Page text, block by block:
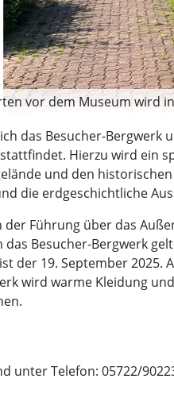
vor dem Museum wird
das Besucher-Bergwerk
Hierzu wird ein
und den
die erdgeschichtliche
der Führung über das
Besucher-Bergwerk
der 19. September 2025.
wird warme Kleidung
unter Telefon: 05722/